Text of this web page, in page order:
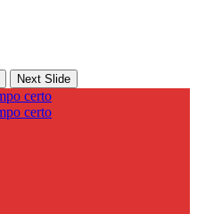
Next Slide